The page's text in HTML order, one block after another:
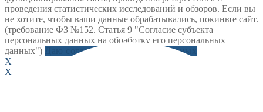
проведения статистических исследований и обзоров. Если вы
не хотите, чтобы ваши данные обрабатывались, покиньте сайт.
(требование ФЗ №152. Статья 9 "Согласие субъекта
персональных данных на обработку его персональных
данных")
Даю согласие на обработку данных
X
X